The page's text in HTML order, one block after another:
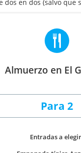
dos en dos (salvo que
Almuerzo en El
Para 2
Entradas a